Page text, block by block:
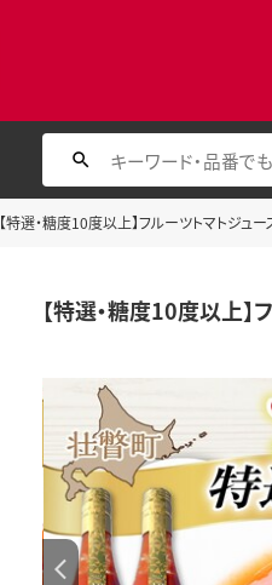
【特選・糖度10度以上】フルーツトマトジ
【特選・糖度10度以上